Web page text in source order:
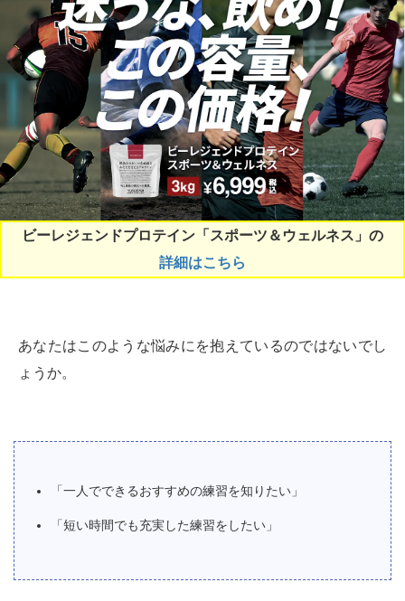
ビーレジェンドプロテイン「スポーツ＆ウェルネス」の
詳細はこちら
あなたはこのような悩みにを抱えているのではないでし
ょうか。
「一人でできるおすすめの練習を知りたい」
「短い時間でも充実した練習をしたい」